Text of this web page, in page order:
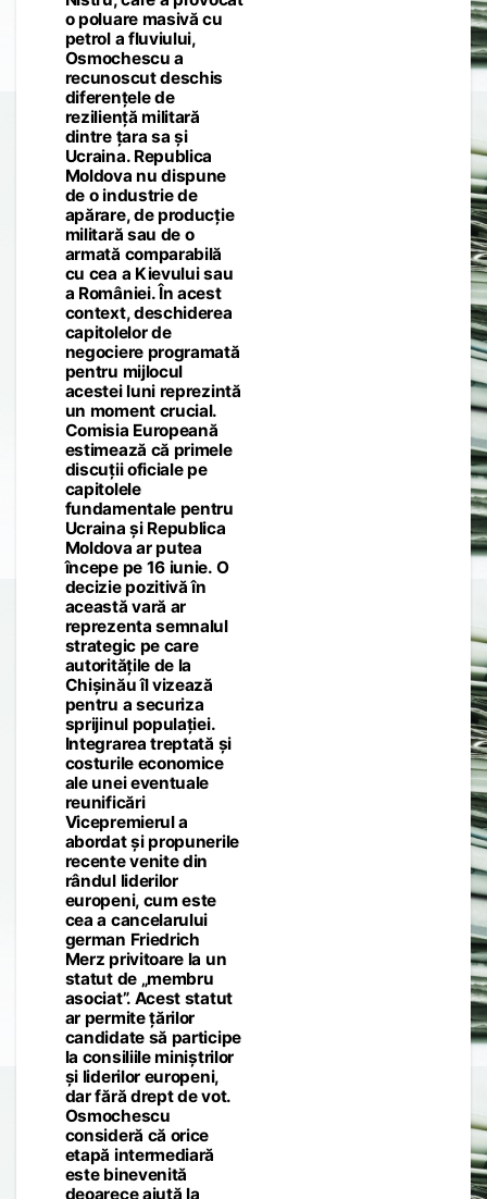
o poluare masivă cu
petrol a fluviului,
Osmochescu a
recunoscut deschis
diferențele de
reziliență militară
dintre țara sa și
Ucraina. Republica
Moldova nu dispune
de o industrie de
apărare, de producție
militară sau de o
armată comparabilă
cu cea a Kievului sau
a României. În acest
context, deschiderea
capitolelor de
negociere programată
pentru mijlocul
acestei luni reprezintă
un moment crucial.
Comisia Europeană
estimează că primele
discuții oficiale pe
capitolele
fundamentale pentru
Ucraina și Republica
Moldova ar putea
începe pe 16 iunie. O
decizie pozitivă în
această vară ar
reprezenta semnalul
strategic pe care
autoritățile de la
Chișinău îl vizează
pentru a securiza
sprijinul populației.
Integrarea treptată și
costurile economice
ale unei eventuale
reunificări
Vicepremierul a
abordat și propunerile
recente venite din
rândul liderilor
europeni, cum este
cea a cancelarului
german Friedrich
Merz privitoare la un
statut de „membru
asociat”. Acest statut
ar permite țărilor
candidate să participe
la consiliile miniștrilor
și liderilor europeni,
dar fără drept de vot.
Osmochescu
consideră că orice
etapă intermediară
este binevenită
deoarece ajută la